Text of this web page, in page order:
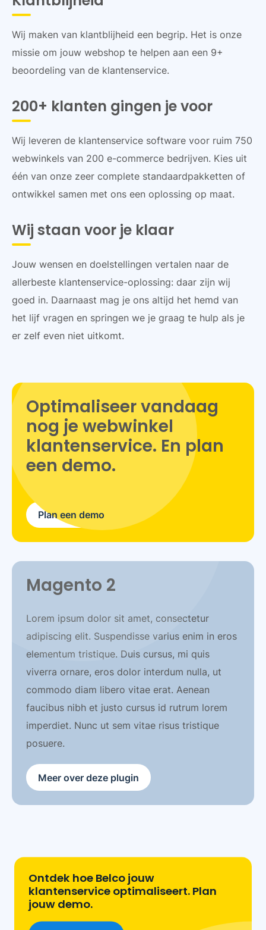
Wij maken van klantblijheid een begrip. Het is onze
missie om jouw webshop te helpen aan een 9+
beoordeling van de klantenservice.
200+ klanten gingen je voor
Wij leveren de klantenservice software voor ruim 750
webwinkels van 200 e-commerce bedrijven. Kies uit
één van onze zeer complete standaardpakketten of
ontwikkel samen met ons een oplossing op maat.
Wij staan voor je klaar
Jouw wensen en doelstellingen vertalen naar de
allerbeste klantenservice-oplossing: daar zijn wij
goed in. Daarnaast mag je ons altijd het hemd van
het lijf vragen en springen we je graag te hulp als je
er zelf even niet uitkomt.
Optimaliseer vandaag
nog je webwinkel
klantenservice. En plan
een demo.
Plan een demo
Magento 2
Lorem ipsum dolor sit amet, consectetur
adipiscing elit. Suspendisse varius enim in eros
elementum tristique. Duis cursus, mi quis
viverra ornare, eros dolor interdum nulla, ut
commodo diam libero vitae erat. Aenean
faucibus nibh et justo cursus id rutrum lorem
imperdiet. Nunc ut sem vitae risus tristique
posuere.
Meer over deze plugin
Ontdek hoe Belco jouw
klantenservice optimaliseert. Plan
jouw demo.